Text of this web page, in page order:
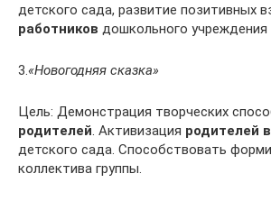
детского сада, развитие позитивных
работников дошкольного учреждения
3.«Новогодняя сказка»
Цель: Демонстрация творческих
родителей. Активизация родителей
детского сада. Способствовать
коллектива группы.